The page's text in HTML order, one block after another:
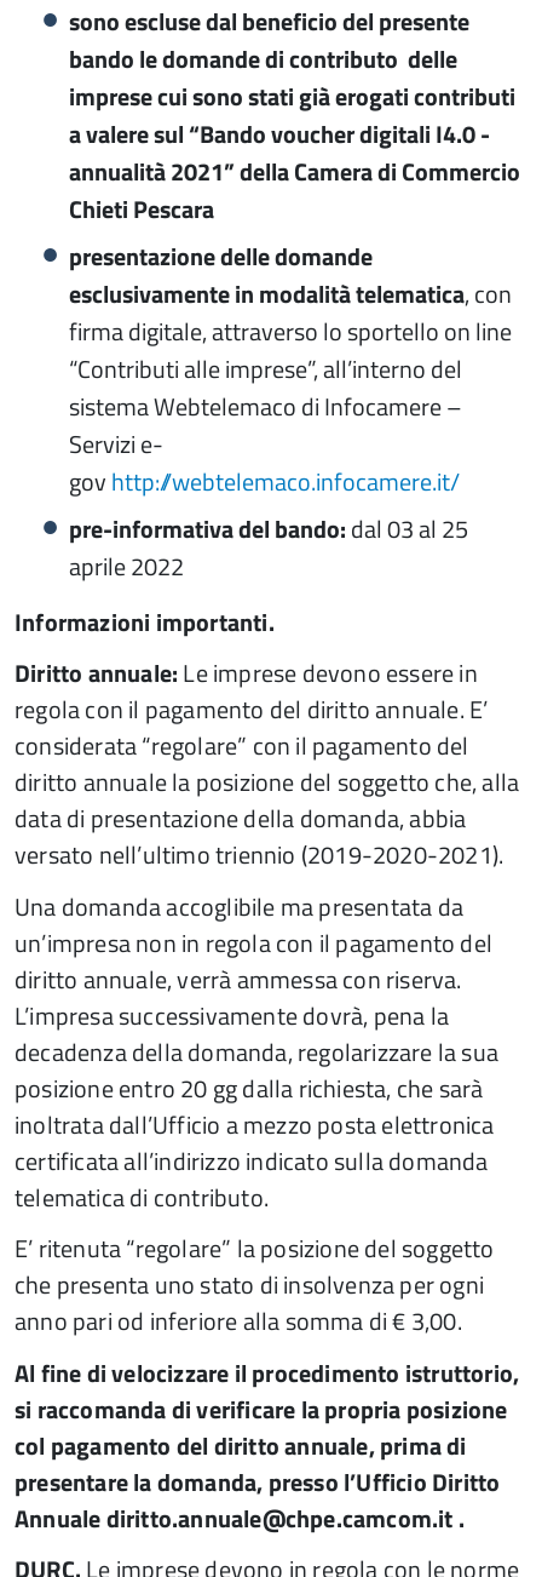
sono escluse dal beneficio del presente
bando le domande di contributo delle
imprese cuisono stati già erogati contributi
a valere sul “Bando voucher digitali I4.0 -
annualità 2021” della Camera di Commercio
Chieti Pescara
presentazione delle domande
esclusivamente in modalità telematica, con
firma digitale, attraverso lo sportello on line
“Contributi alle imprese”, all’interno del
sistema Webtelemaco di Infocamere –
Servizi e-
govhttp://webtelemaco.infocamere.it/
pre-informativa del bando:dal 03 al 25
aprile 2022
Informazioni importanti.
Diritto annuale:Le imprese devono essere in
regola con il pagamento del diritto annuale. E’
considerata “regolare” con il pagamento del
diritto annuale la posizione del soggetto che, alla
data di presentazione della domanda, abbia
versato nell’ultimo triennio (2019-2020-2021).
Una domanda accoglibile ma presentata da
un’impresa non in regola con il pagamento del
diritto annuale, verrà ammessa con riserva.
L’impresa successivamente dovrà, pena la
decadenza della domanda, regolarizzare la sua
posizione entro 20 gg dalla richiesta, che sarà
inoltrata dall’Ufficio a mezzo posta elettronica
certificata all’indirizzo indicato sulla domanda
telematica di contributo.
E’ ritenuta “regolare” la posizione del soggetto
che presenta uno stato di insolvenza per ogni
anno pari od inferiore alla somma di € 3,00.
Al fine di velocizzare il procedimento istruttorio,
si raccomanda di verificare la propria posizione
col pagamento del diritto annuale, prima di
presentare la domanda, presso l’Ufficio Diritto
Annuale diritto.annuale@chpe.camcom.it .
DURC.Le imprese devono in regola con le norme